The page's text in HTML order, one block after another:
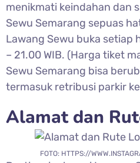
menikmati keindahan dan
Sewu Semarang sepuas
Lawang Sewu buka setiap
– 21.00 WIB. (Harga tiket
Sewu Semarang bisa
termasuk retribusi parkir
Alamat dan
FOTO: HTTPS://